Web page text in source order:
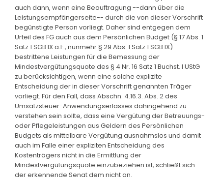
auch dann, wenn eine Beauftragung --dann über die
Leistungsempfängerseite-- durch die von dieser Vorschrift
begünstigte Person vorliegt. Daher sind entgegen dem
Urteil des FG auch aus dem Persönlichen Budget (§ 17 Abs. 1
Satz 1 SGB IX a.F., nunmehr § 29 Abs. 1 Satz 1 SGB IX)
bestrittene Leistungen für die Bemessung der
Mindestvergütungsquote des § 4 Nr. 16 Satz 1 Buchst. l UStG
zu berücksichtigen, wenn eine solche explizite
Entscheidung der in dieser Vorschrift genannten Träger
vorliegt. Für den Fall, dass Abschn. 4.16.3. Abs. 2 des
Umsatzsteuer-Anwendungserlasses dahingehend zu
verstehen sein sollte, dass eine Vergütung der Betreuungs-
oder Pflegeleistungen aus Geldern des Persönlichen
Budgets als mittelbare Vergütung ausnahmslos und damit
auch im Falle einer expliziten Entscheidung des
Kostenträgers nicht in die Ermittlung der
Mindestvergütungsquote einzubeziehen ist, schließt sich
der erkennende Senat dem nicht an.